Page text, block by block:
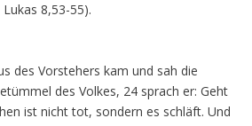
8,53-55).
des Vorstehers kam und sah die
des Volkes, 24 sprach er: Geht
ist nicht tot, sondern es schläft. Und